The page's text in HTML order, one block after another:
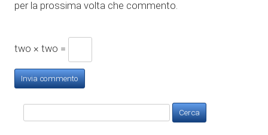
per la prossima volta che commento.
two × two =
per: